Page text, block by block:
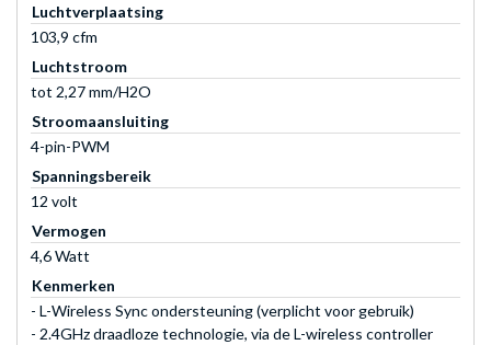
Luchtverplaatsing
103,9 cfm
Luchtstroom
tot 2,27 mm/H2O
Stroomaansluiting
4-pin-PWM
Spanningsbereik
12 volt
Vermogen
4,6 Watt
Kenmerken
- L-Wireless Sync ondersteuning (verplicht voor gebruik)
- 2.4GHz draadloze technologie, via de L-wireless controller